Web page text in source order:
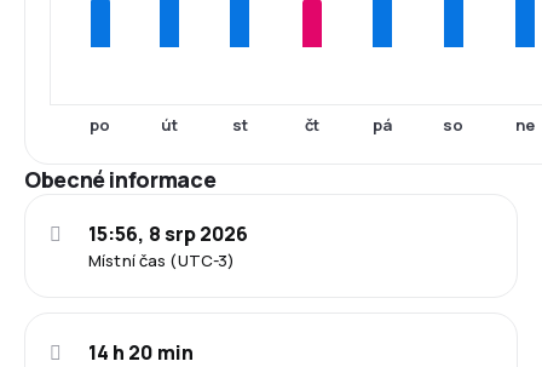
po út st čt pá so ne
Obecné informace
Místní čas (UTC-3)
15:56, 8 srp 2026
14 h 20 min